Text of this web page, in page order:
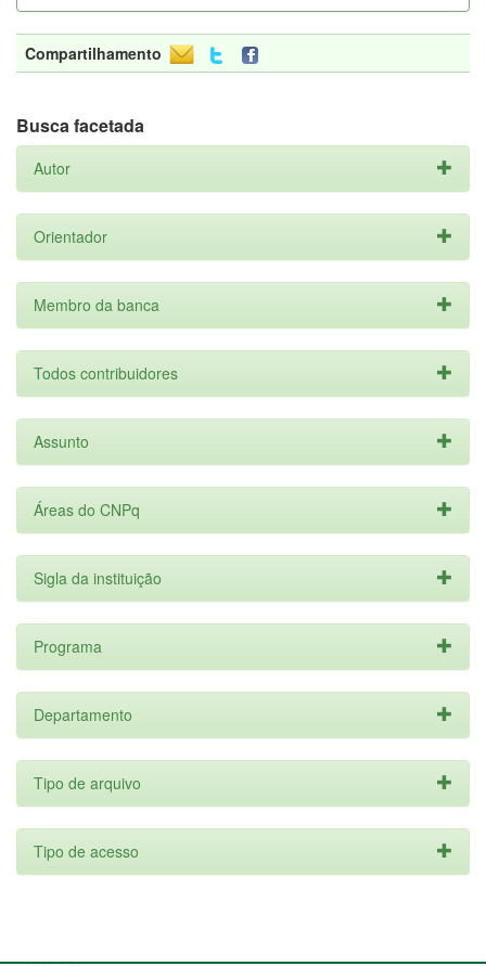
Compartilhamento
Busca facetada
Autor
Orientador
Membro da banca
Todos contribuidores
Assunto
Áreas do CNPq
Sigla da instituição
Programa
Departamento
Tipo de arquivo
Tipo de acesso